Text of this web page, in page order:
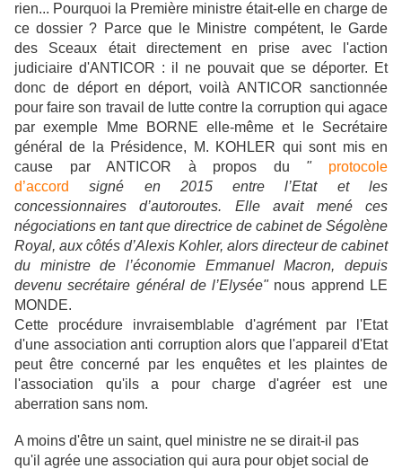
rien... Pourquoi la Première ministre était-elle en charge de
ce dossier ? Parce que le Ministre compétent, le Garde
des Sceaux était directement en prise avec l'action
judiciaire d'ANTICOR : il ne pouvait que se déporter. Et
donc de déport en déport, voilà ANTICOR sanctionnée
pour faire son travail de lutte contre la corruption qui agace
par exemple Mme BORNE elle-même et le Secrétaire
général de la Présidence, M. KOHLER qui sont mis en
cause par ANTICOR à propos du
"
protocole
d’accord
signé en 2015 entre l’Etat et les
concessionnaires d’autoroutes. Elle avait mené ces
négociations en tant que directrice de cabinet de Ségolène
Royal, aux côtés d’Alexis Kohler, alors directeur de cabinet
du ministre de l’économie Emmanuel Macron, depuis
devenu secrétaire général de l’Elysée"nous apprend LE
MONDE.
Cette procédure invraisemblable d'agrément par l'Etat
d'une association anti corruption alors que l'appareil d'Etat
peut être concerné par les enquêtes et les plaintes de
l'association qu'ils a pour charge d'agréer est une
aberration sans nom.
A moins d'être un saint, quel ministre ne se dirait-il pas
qu'il agrée une association qui aura pour objet social de